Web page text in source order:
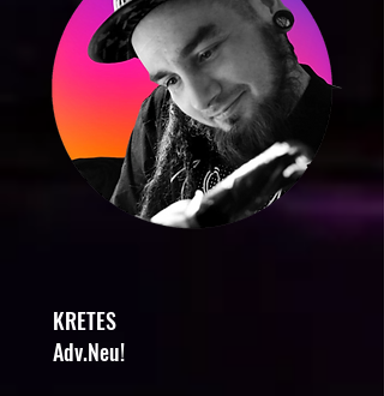
KRETES
Adv.Neu!